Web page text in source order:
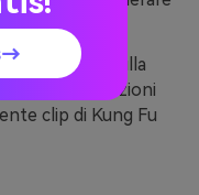
qualità.
l’accento sulla
descrizioni
clip di Kung Fu